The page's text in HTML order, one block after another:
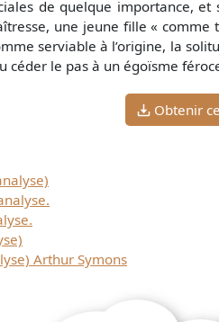
de quelque importance,
une jeune fille « comme
serviable à l’origine, la
céder le pas à un égoïsme
Obtenir
Arthur Symons